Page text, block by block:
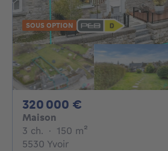
SOUS OPTION
320 000 €
Maison
3 ch. 3 chambres
· 150 m²
5530 Yvoir